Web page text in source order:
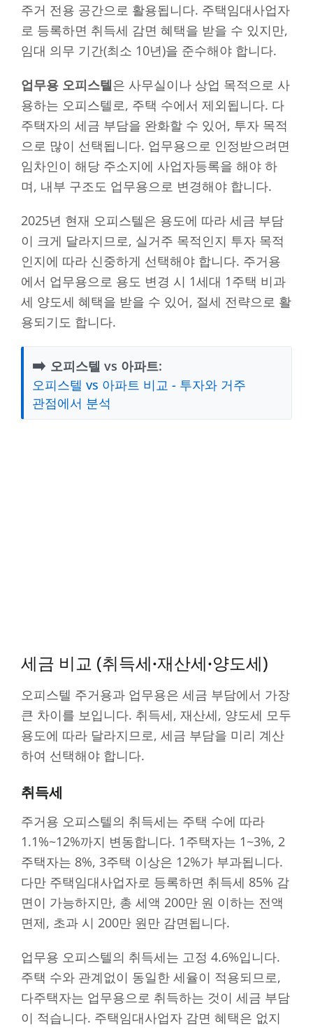
주거 전용 공간으로 활용됩니다. 주택임대사업자
로 등록하면 취득세 감면 혜택을 받을 수 있지만,
임대 의무 기간(최소 10년)을 준수해야 합니다.
업무용 오피스텔은 사무실이나 상업 목적으로 사
용하는 오피스텔로, 주택 수에서 제외됩니다. 다
주택자의 세금 부담을 완화할 수 있어, 투자 목적
으로 많이 선택됩니다. 업무용으로 인정받으려면
임차인이 해당 주소지에 사업자등록을 해야 하
며, 내부 구조도 업무용으로 변경해야 합니다.
2025년 현재 오피스텔은 용도에 따라 세금 부담
이 크게 달라지므로, 실거주 목적인지 투자 목적
인지에 따라 신중하게 선택해야 합니다. 주거용
에서 업무용으로 용도 변경 시 1세대 1주택 비과
세 양도세 혜택을 받을 수 있어, 절세 전략으로 활
용되기도 합니다.
➡️ 오피스텔 vs 아파트:
오피스텔 vs 아파트 비교 - 투자와 거주
관점에서 분석
세금 비교 (취득세·재산세·양도세)
오피스텔 주거용과 업무용은 세금 부담에서 가장
큰 차이를 보입니다. 취득세, 재산세, 양도세 모두
용도에 따라 달라지므로, 세금 부담을 미리 계산
하여 선택해야 합니다.
취득세
주거용 오피스텔의 취득세는 주택 수에 따라
1.1%~12%까지 변동합니다. 1주택자는 1~3%, 2
주택자는 8%, 3주택 이상은 12%가 부과됩니다.
다만 주택임대사업자로 등록하면 취득세 85% 감
면이 가능하지만, 총 세액 200만 원 이하는 전액
면제, 초과 시 200만 원만 감면됩니다.
업무용 오피스텔의 취득세는 고정 4.6%입니다.
주택 수와 관계없이 동일한 세율이 적용되므로,
다주택자는 업무용으로 취득하는 것이 세금 부담
이 적습니다. 주택임대사업자 감면 혜택은 없지